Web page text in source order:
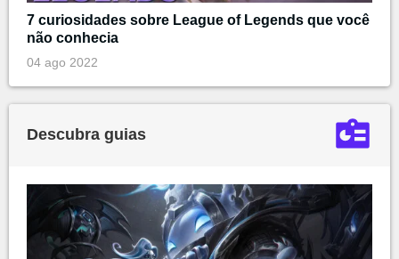
7 curiosidades sobre League of Legends que você
não conhecia
04 ago 2022
Descubra guias